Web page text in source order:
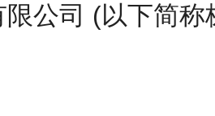
公司 (以下简